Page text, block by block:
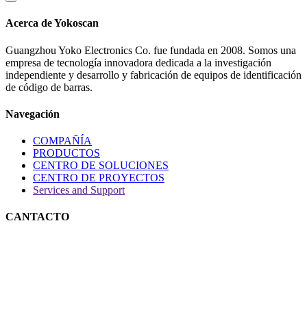
Acerca de Yokoscan
Guangzhou Yoko Electronics Co. fue fundada en 2008. Somos una
empresa de tecnología innovadora dedicada a la investigación
independiente y desarrollo y fabricación de equipos de identificación
de código de barras.
Navegación
COMPAÑÍA
PRODUCTOS
CENTRO DE SOLUCIONES
CENTRO DE PROYECTOS
Services and Support
CANTACTO